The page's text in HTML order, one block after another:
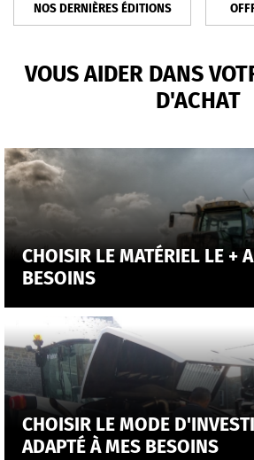
NOS DERNIÈRES ÉDITIONS
VOUS AIDER DANS
D'ACHAT
CHOISIR LE MATÉRIEL LE +
BESOINS
CHOISIR LE MODE
ADAPTÉ À MES BESOINS